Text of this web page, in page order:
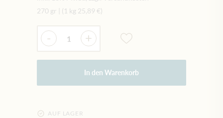
270 gr
(1 kg 25,89 €)
Menge
- +
In den Warenkorb
AUF LAGER